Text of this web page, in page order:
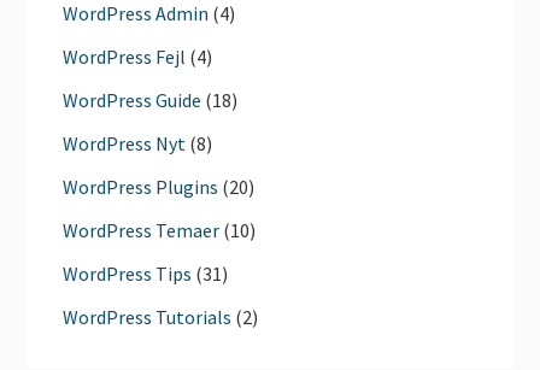
WordPress Admin (4)
WordPress Fejl (4)
WordPress Guide (18)
WordPress Nyt (8)
WordPress Plugins (20)
WordPress Temaer (10)
WordPress Tips (31)
WordPress Tutorials (2)